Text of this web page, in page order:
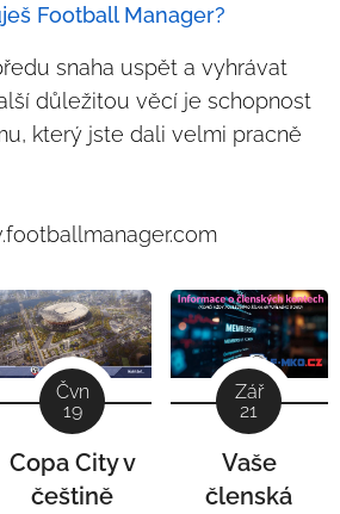
Football Manager?
snaha uspět a vyhrávat
důležitou věcí je schopnost
který jste dali velmi pracně
Čvn
19
Copa City v
češtině
Zář
21
Vaše
členská